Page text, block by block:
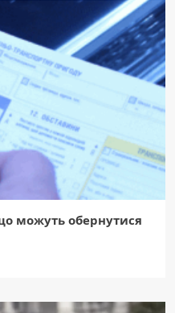
можуть обернутися